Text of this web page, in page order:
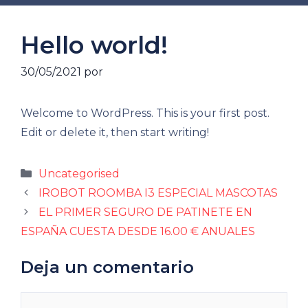
Hello world!
30/05/2021 por
Welcome to WordPress. This is your first post.
Edit or delete it, then start writing!
Categorías
Uncategorised
IROBOT ROOMBA I3 ESPECIAL MASCOTAS
EL PRIMER SEGURO DE PATINETE EN
ESPAÑA CUESTA DESDE 16.00 € ANUALES
Deja un comentario